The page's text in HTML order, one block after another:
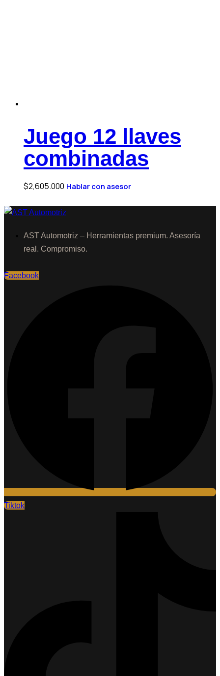
Juego 12 llaves
combinadas
$2,605.000 Hablar con asesor
AST Automotriz – Herramientas premium. Asesoría
real. Compromiso.
Facebook
Tiktok